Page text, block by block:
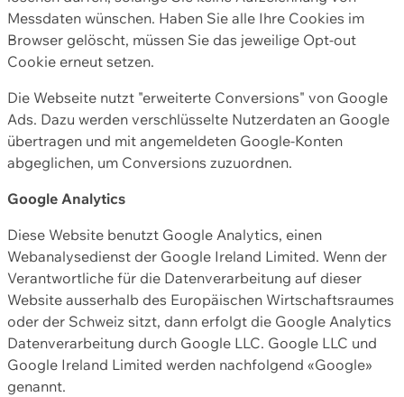
Messdaten wünschen. Haben Sie alle Ihre Cookies im
Browser gelöscht, müssen Sie das jeweilige Opt-out
Cookie erneut setzen.
Die Webseite nutzt "erweiterte Conversions" von Google
Ads. Dazu werden verschlüsselte Nutzerdaten an Google
übertragen und mit angemeldeten Google-Konten
abgeglichen, um Conversions zuzuordnen.
Google Analytics
Diese Website benutzt Google Analytics, einen
Webanalysedienst der Google Ireland Limited. Wenn der
Verantwortliche für die Datenverarbeitung auf dieser
Website ausserhalb des Europäischen Wirtschaftsraumes
oder der Schweiz sitzt, dann erfolgt die Google Analytics
Datenverarbeitung durch Google LLC. Google LLC und
Google Ireland Limited werden nachfolgend «Google»
genannt.